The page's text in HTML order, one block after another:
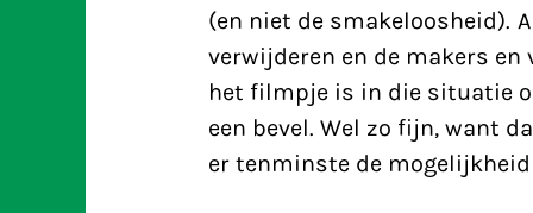
(en niet de smakeloosheid).
verwijderen en de makers
het filmpje is in die situatie
een bevel. Wel zo fijn, want
er tenminste de